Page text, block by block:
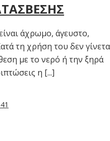
άχρωμο, άγευστο,
τη χρήση του δεν
με το νερό ή την ξηρά
η [...]